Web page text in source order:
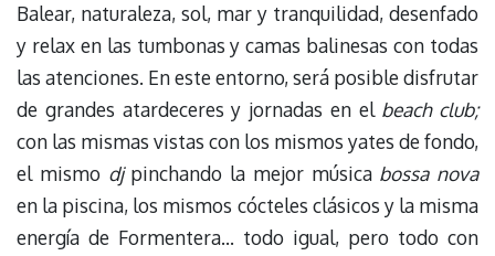
Balear, naturaleza, sol, mar y tranquilidad, desenfado
y relax en las tumbonas y camas balinesas con todas
las atenciones. En este entorno, será posible disfrutar
de grandes atardeceres y jornadas en el beach club;
con las mismas vistas con los mismos yates de fondo,
el mismo djpinchando la mejor música bossa nova
en la piscina, los mismos cócteles clásicos y la misma
energía de Formentera… todo igual, pero todo con